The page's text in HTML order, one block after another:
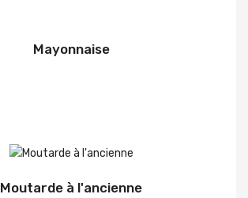
Mayonnaise
Moutarde à l'ancienne